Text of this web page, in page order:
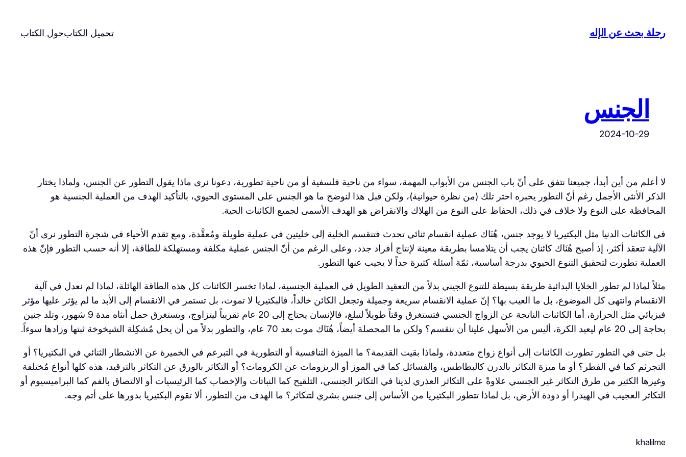
المحتوى
رحلة بحث عن الإله تحميل الكتابحول الكتاب
الجنس
2024-10-29
لا أعلم من أين أبدأ، جميعنا نتفق على أنّ باب الجنس من الأبواب المهمة، سواء من ناحية فلسفية أو من ناحية تطورية، دعونا نرى ماذا يقول التطور عن الجنس، ولماذا يختار
الذكر الأنثى الأجمل رغم أنّ التطور يخبره اختر تلك (من نظرة حيوانية)، ولكن قبل هذا لنوضح ما هو الجنس على المستوى الحيوي، بالتأكيد الهدف من العملية الجنسية هو
المحافظة على النوع ولا خلاف في ذلك، الحفاظ على النوع من الهلاك والانقراض هو الهدف الأسمى لجميع الكائنات الحية.
في الكائنات الدنيا مثل البكتيريا لا يوجد جنس، هُنَاك عملية انقسام ثنائي تحدث فتنقسم الخلية إلى خليتين في عملية طويلة ومُعقَّدة، ومع تقدم الأحياء في شجرة التطور نرى أنّ
الآلية تتعقد أكثر، إذ أصبح هُنَاك كائنان يجب أن يتلامسا بطريقة معينة لإنتاج أفراد جدد، وعلى الرغم من أنّ الجنس عملية مكلفة ومستهلكة للطاقة، إلا أنه حسب التطور فإنّ هذه
العملية تطورت لتحقيق التنوع الحيوي بدرجة أساسية، ثمّة أسئلة كثيرة جداً لا يجيب عنها التطور.
مثلاً لماذا لم تطور الخلايا البدائية طريقة بسيطة للتنوع الجيني بدلاً من التعقيد الطويل في العملية الجنسية، لماذا تخسر الكائنات كل هذه الطاقة الهائلة، لماذا لم نعدل في آلية
الانقسام وانتهى كل الموضوع، بل ما العيب بها؟ إنّ عملية الانقسام سريعة وجميلة وتجعل الكائن خالداً، فالبكتيريا لا تموت، بل تستمر في الانقسام إلى الأبد ما لم يؤثر عليها مؤثر
فيزيائي مثل الحرارة، أما الكائنات الناتجة عن الزواج الجنسي فتستغرق وقتاً طويلاً لتبلغ، فالإنسان يحتاج إلى 20 عام تقريباً ليتزاوج، ويستغرق حمل أنثاه مدة 9 شهور، وتلد جنين
بحاجة إلى 20 عام ليعيد الكرة، أليس من الأسهل علينا أن ننقسم؟ ولكن ما المحصلة أيضاً، هُنَاك موت بعد 70 عام، والتطور بدلاً من أن يحل مُشكِلة الشيخوخة ثبتها وزادها سوءاً.
بل حتى في التطور تطورت الكائنات إلى أنواع زواج متعددة، ولماذا بقيت القديمة؟ ما الميزة التنافسية أو التطورية في التبرعم في الخميرة عن الانشطار الثنائي في البكتيريا؟ أو
التجرثم كما في الفطر؟ أو ما ميزة التكاثر بالدرن كالبطاطس، والفسائل كما في الموز أو الريزومات عن الكرومات؟ أو التكاثر بالورق عن التكاثر بالترقيد، هذه كلها أنواع مُختلفة
وغيرها الكثير من طرق التكاثر غير الجنسي علاوةً على التكاثر العذري لدينا في التكاثر الجنسي، التلقيح كما النباتات والإخصاب كما الرئيسيات أو الالتصاق بالفم كما البراميسيوم أو
التكاثر العجيب في الهيدرا أو دودة الأرض، بل لماذا تتطور البكتيريا من الأساس إلى جنس بشري لتتكاثر؟ ما الهدف من التطور، ألا تقوم البكتيريا بدورها على أتم وجه.
khalilme